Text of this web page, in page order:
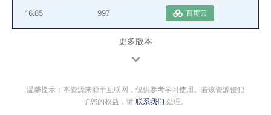
16.85 997 百度云
更多版本
温馨提示：本资源来源于互联网，仅供参考学习使用。若该资源侵犯
了您的权益，请 联系我们 处理。